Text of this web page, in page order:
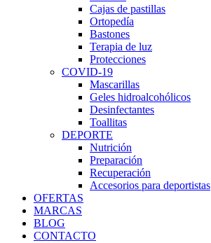
Cajas de pastillas
Ortopedía
Bastones
Terapia de luz
Protecciones
COVID-19
Mascarillas
Geles hidroalcohólicos
Desinfectantes
Toallitas
DEPORTE
Nutrición
Preparación
Recuperación
Accesorios para deportistas
OFERTAS
MARCAS
BLOG
CONTACTO